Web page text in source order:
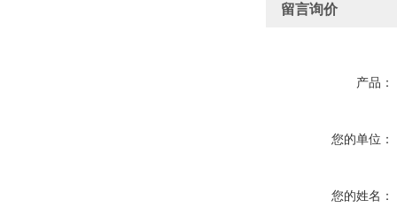
留言询价
产品：
您的单位：
您的姓名：